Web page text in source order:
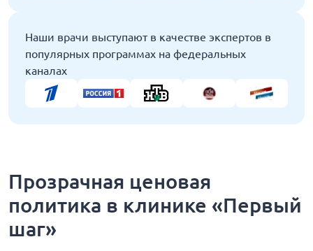
Наши врачи выступают в качестве экспертов в
популярных программах на федеральных
каналах
Прозрачная ценовая
политика в клинике «Первый
шаг»